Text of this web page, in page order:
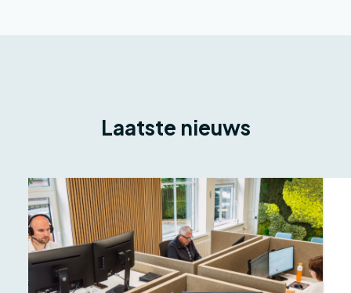
Laatste nieuws